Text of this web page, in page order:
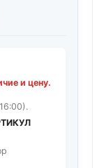
и цену.